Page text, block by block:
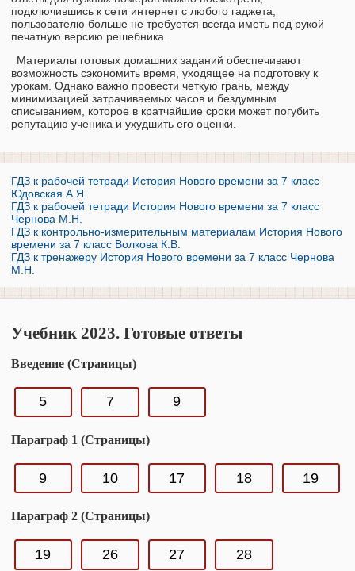
подключившись к сети интернет с любого гаджета,
пользователю больше не требуется всегда иметь под рукой
печатную версию решебника.
Материалы готовых домашних заданий обеспечивают
возможность сэкономить время, уходящее на подготовку к
урокам. Однако важно провести четкую грань, между
минимизацией затрачиваемых часов и бездумным
списыванием, которое в кратчайшие сроки может погубить
репутацию ученика и ухудшить его оценки.
ГДЗ к рабочей тетради История Нового времени за 7 класс
Юдовская А.Я.
ГДЗ к рабочей тетради История Нового времени за 7 класс
Чернова М.Н.
ГДЗ к контрольно-измерительным материалам История Нового
времени за 7 класс Волкова К.В.
ГДЗ к тренажеру История Нового времени за 7 класс Чернова
М.Н.
Учебник 2023. Готовые ответы
Введение (Страницы)
5 7 9
Параграф 1 (Страницы)
9 10 17 18 19
Параграф 2 (Страницы)
19 26 27 28